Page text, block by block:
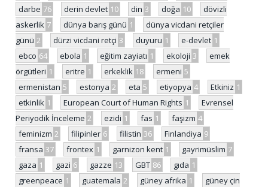
darbe 76 derin devlet 10 din 3 doğa 10
dövizli
askerlik 7 dünya barış günü 1
dünya vicdani retçiler
günü 2 dürzi vicdani retçi 3 duyuru 1 e-devlet 1
ebco 64 ebola 1 eğitim zayiatı 1 ekoloji 3
emek
örgütleri 1 eritre 1 erkeklik 18 ermeni 5
ermenistan 5 estonya 2 eta 5 etiyopya 4 Etkiniz 1
etkinlik 1 European Court of Human Rights 1
Evrensel
Periyodik İnceleme 2 ezidi 1 fas 1 faşizm 4
feminizm 2 filipinler 6 filistin 36 Finlandiya 9
fransa 37 frontex 1 garnizon kent 1 gayrimüslim 7
gaza 1 gazi 6 gazze 13 GBT 86 gıda 1
greenpeace 1 guatemala 2 güney afrika 1
güney çin